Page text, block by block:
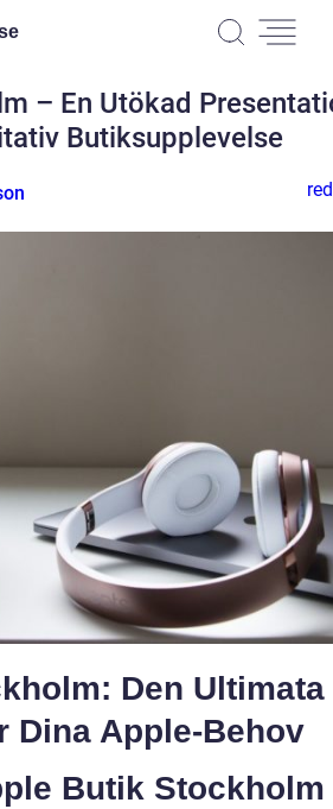
– En Utökad
Butiksupplevelse
Den Ultimata
Dina Apple-Behov
Butik Stockholm